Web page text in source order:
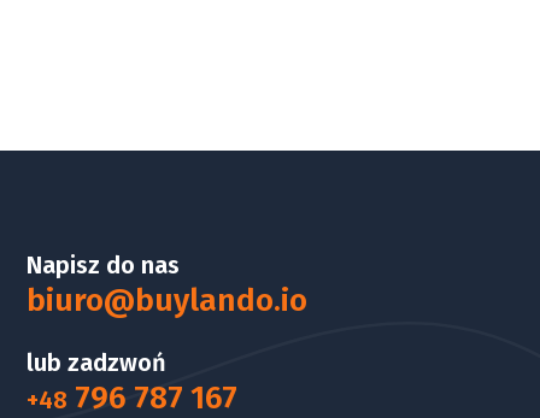
Napisz do nas
biuro@buylando.io
lub zadzwoń
+48 796 787 167